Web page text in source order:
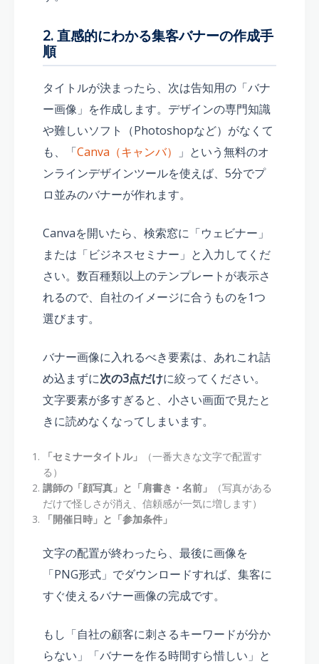
2. 直感的にわかる集客バナーの作成手
順
タイトルが決まったら、次は告知用の「バナ
ー画像」を作成します。デザインの専門知識
や難しいソフト（Photoshopなど）がなくて
も、「Canva（キャンバ）
」という無料のオ
ンラインデザインツールを使えば、5分でプ
ロ並みのバナーが作れます。
Canvaを開いたら、検索窓に「ウェビナー」
または「ビジネスセミナー」と入力してくだ
さい。数百種類以上のテンプレートが表示さ
れるので、自社のイメージに合うものを1つ
選びます。
バナー画像に入れるべき要素は、あれこれ詰
め込まずに次の3点だけに絞ってください。
文字要素が多すぎると、小さい画面で見たと
きに読めなくなってしまいます。
「セミナータイトル」
（一番大きな文字で配置す
る）
講師の「顔写真」と「肩書き・名前」
（写真がある
だけで怪しさが消え、信頼感が一気に増します）
「開催日時」と「参加条件」
文字の配置が終わったら、最後に画像を
「PNG形式」でダウンロードすれば、集客に
すぐ使えるバナー画像の完成です。
もし「自社の顧客に刺さるキーワードが分か
らない」「バナーを作る時間すら惜しい」と